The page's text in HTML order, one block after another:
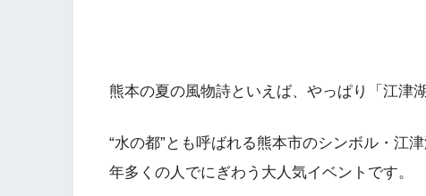
熊本の夏の風物詩といえば、やっぱり「江津
“水の都”とも呼ばれる熊本市のシンボル・江
年多くの人でにぎわう大人気イベントです。